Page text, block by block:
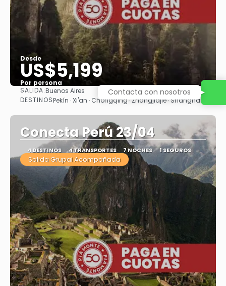
Desde
US$5,199
Por persona
Ver
SALIDA:Buenos Aires
DESTINOSPekín · Xi'an · Chongqing · Zhangjiajie · Shanghái
Conecta Perú 23/04
4 DESTINOS 4 TRANSPORTES 7 NOCHES 1 SEGUROS
Salida Grupal Acompañada
Contacta con nosotros